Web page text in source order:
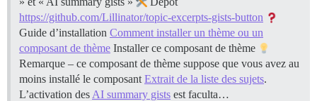
https://github.com/Lillinator/topic-excerpts-gists-button
Guide d’installation Comment installer un thème ou un
composant de thème Installer ce composant de thème
Remarque – ce composant de thème suppose que vous avez au
moins installé le composant Extrait de la liste des sujets.
L’activation des AI summary gists est faculta…